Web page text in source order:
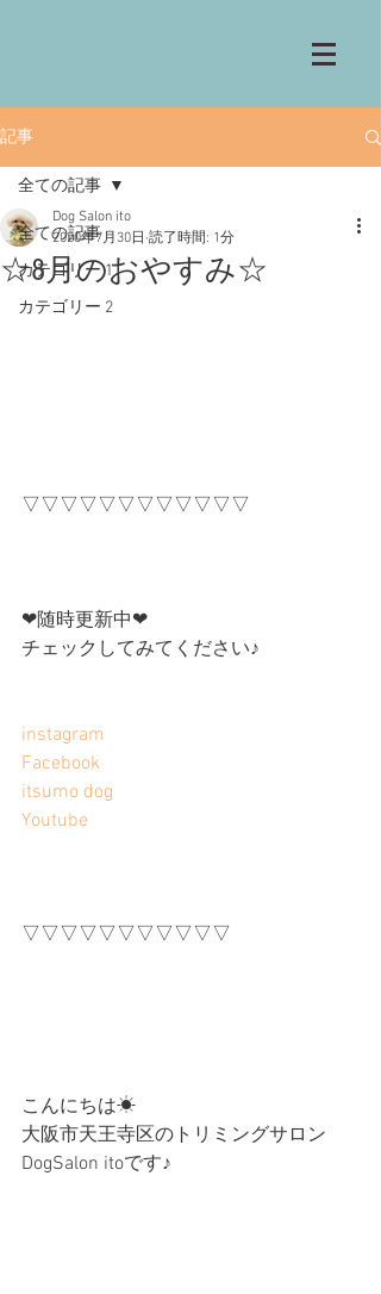
記事
全ての記事
カテゴリー 1
カテゴリー 2
全ての記事
☆8月のおやすみ☆
Dog Salon ito
2020年7月30日 読了時間: 1分
▽▽▽▽▽▽▽▽▽▽▽▽
❤︎随時更新中❤︎
チェックしてみてください♪
instagram
Facebook
itsumo dog
Youtube
▽▽▽▽▽▽▽▽▽▽▽
こんにちは☀︎
大阪市天王寺区のトリミングサロン
DogSalon itoです♪